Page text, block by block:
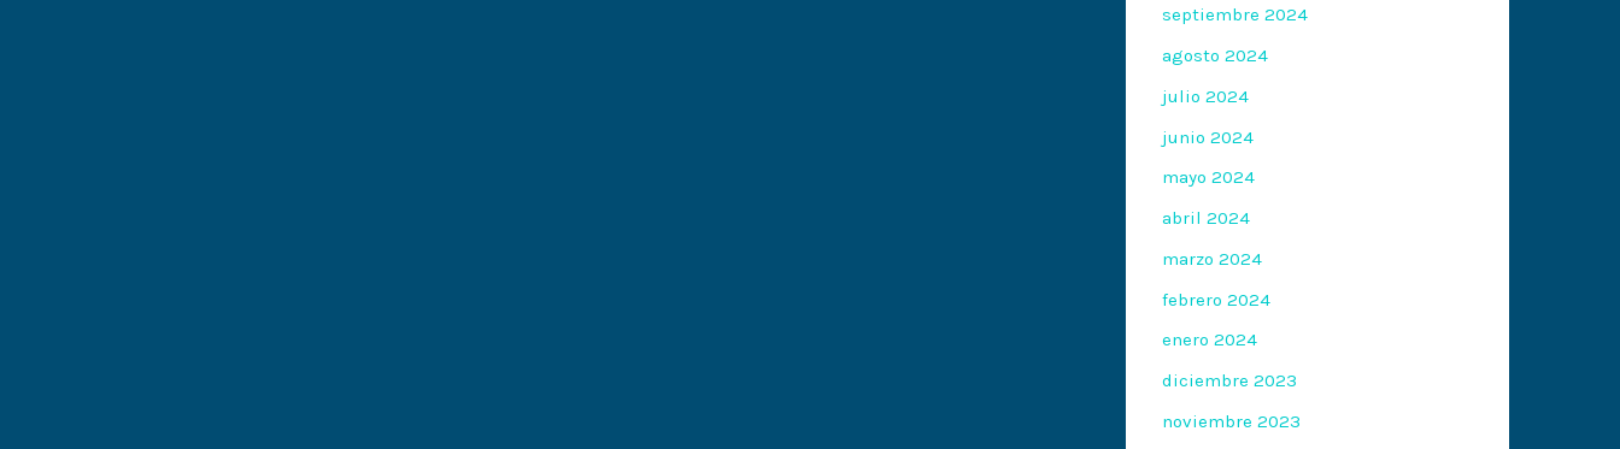
septiembre 2024
agosto 2024
julio 2024
junio 2024
mayo 2024
abril 2024
marzo 2024
febrero 2024
enero 2024
diciembre 2023
noviembre 2023